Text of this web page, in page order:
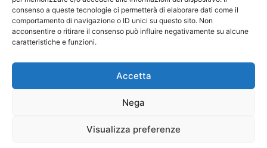
consenso a queste tecnologie ci permetterà di elaborare dati come il
comportamento di navigazione o ID unici su questo sito. Non
acconsentire o ritirare il consenso può influire negativamente su alcune
caratteristiche e funzioni.
Accetta
Nega
Visualizza preferenze
Benessere: come cambia la
nostra vitamina D con l’avanzare
dell’età?
Modified date: 13 Luglio 2022
La velocità mentale inizia a
diminuire solo dopo i 60 anni
Modified date: 30 Aprile 2022